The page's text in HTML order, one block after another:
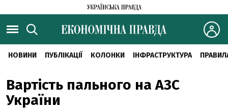
НОВИНИ ПУБЛІКАЦІЇ КОЛОНКИ ІНФРАСТРУКТУРА
Вартість пального на АЗС
України